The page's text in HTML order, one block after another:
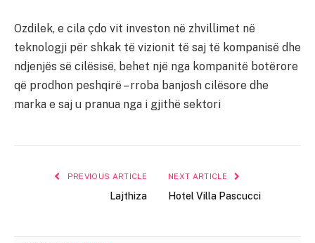
Ozdilek, e cila çdo vit investon në zhvillimet në
teknologji për shkak të vizionit të saj të kompanisë dhe
ndjenjës së cilësisë, behet një nga kompanitë botërore
që prodhon peshqirë – rroba banjosh cilësore dhe
marka e saj u pranua nga i gjithë sektori
PREVIOUS ARTICLE
Lajthiza
NEXT ARTICLE
Hotel Villa Pascucci